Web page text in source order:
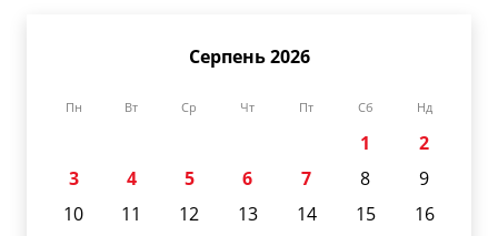
Серпень 2026
Пн Вт Ср Чт Пт Сб Нд
1
2
3
4 5 6 7 8
9
10
11 12 13 14 15
16